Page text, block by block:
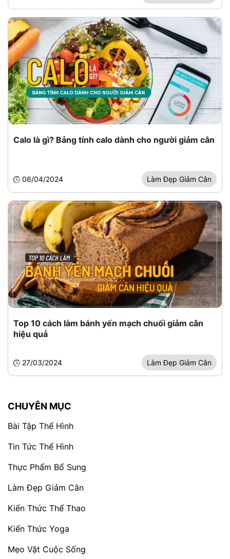
Calo là gì? Bảng tính calo dành cho người giảm cân
06/04/2024 Làm Đẹp Giảm Cân
Top 10 cách làm bánh yến mạch chuối giảm cân
hiệu quả
27/03/2024 Làm Đẹp Giảm Cân
CHUYÊN MỤC
Bài Tập Thể Hình
Tin Tức Thể Hình
Thực Phẩm Bổ Sung
Làm Đẹp Giảm Cân
Kiến Thức Thể Thao
Kiến Thức Yoga
Mẹo Vặt Cuộc Sống